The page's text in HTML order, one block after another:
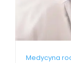
Medycyna